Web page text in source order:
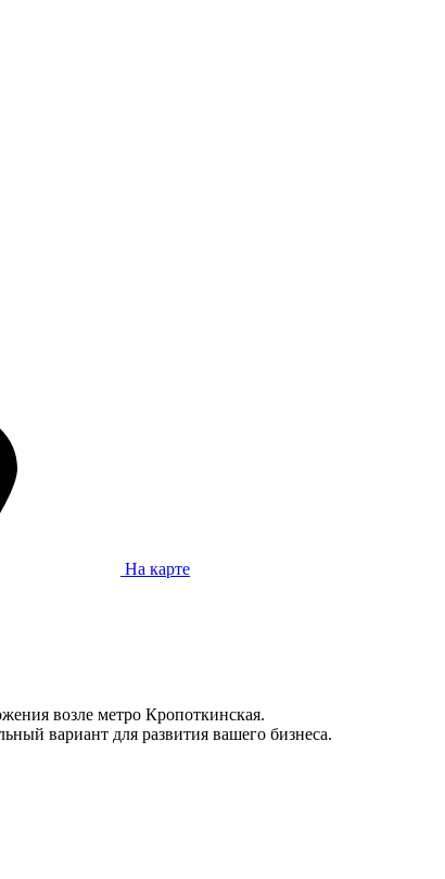
На карте
возле метро Кропоткинская.
вариант для развития вашего бизнеса.